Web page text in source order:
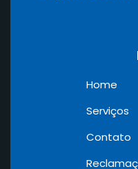
Home
Serviços
Contato